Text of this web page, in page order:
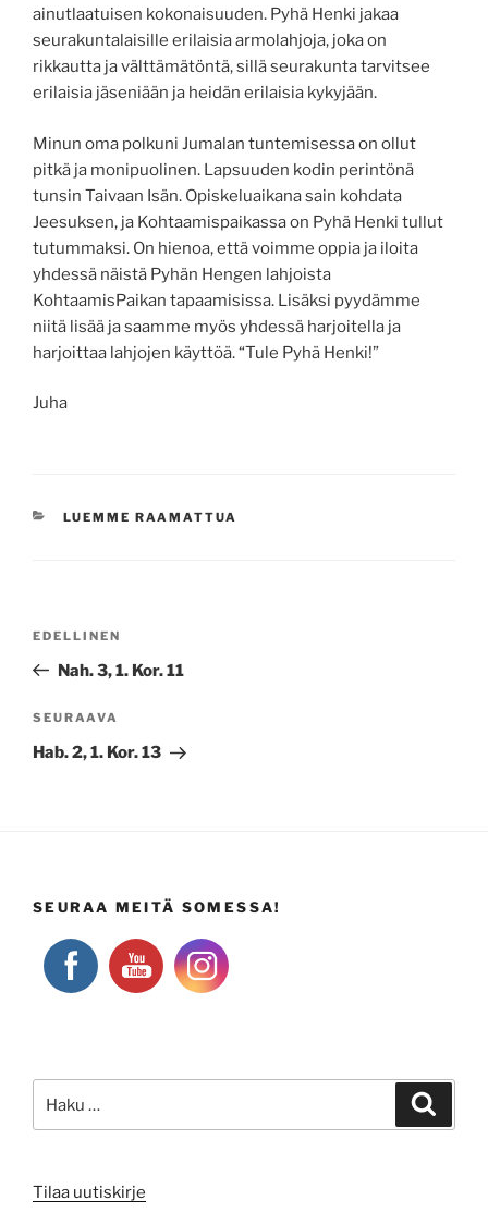
ainutlaatuisen kokonaisuuden. Pyhä Henki jakaa
seurakuntalaisille erilaisia armolahjoja, joka on
rikkautta ja välttämätöntä, sillä seurakunta tarvitsee
erilaisia jäseniään ja heidän erilaisia kykyjään.
Minun oma polkuni Jumalan tuntemisessa on ollut
pitkä ja monipuolinen. Lapsuuden kodin perintönä
tunsin Taivaan Isän. Opiskeluaikana sain kohdata
Jeesuksen, ja Kohtaamispaikassa on Pyhä Henki tullut
tutummaksi. On hienoa, että voimme oppia ja iloita
yhdessä näistä Pyhän Hengen lahjoista
KohtaamisPaikan tapaamisissa. Lisäksi pyydämme
niitä lisää ja saamme myös yhdessä harjoitella ja
harjoittaa lahjojen käyttöä. “Tule Pyhä Henki!”
Juha
KATEGORIAT
LUEMME RAAMATTUA
Edellinen
artikkeli
EDELLINEN
Nah. 3, 1. Kor. 11
Seuraava
artikkeli
SEURAAVA
Hab. 2, 1. Kor. 13
SEURAA MEITÄ SOMESSA!
Tilaa uutiskirje